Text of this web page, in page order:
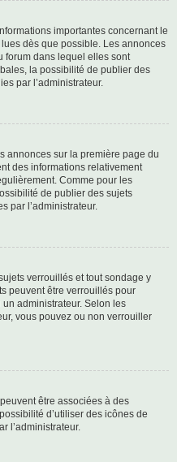
importantes concernant le
dès que possible. Les annonces
forum dans lequel elles sont
la possibilité de publier des
par l’administrateur.
annonces sur la première page du
des informations relativement
Comme pour les
de publier des sujets
par l’administrateur.
verrouillés et tout sondage y
peuvent être verrouillés pour
administrateur. Selon les
vous pouvez ou non verrouiller
être associées à des
d’utiliser des icônes de
l’administrateur.